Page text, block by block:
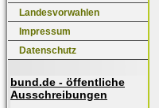
Landesvorwahlen
Impressum
Datenschutz
bund.de - öffentliche
Ausschreibungen